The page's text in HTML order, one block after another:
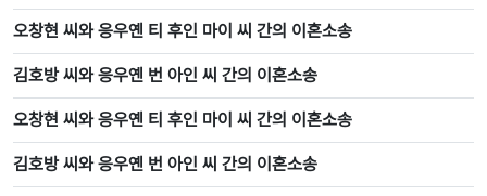
오창현 씨와 응우옌 티 후인 마이 씨 간의 이혼소송
김호방 씨와 응우옌 번 아인 씨 간의 이혼소송
오창현 씨와 응우옌 티 후인 마이 씨 간의 이혼소송
김호방 씨와 응우옌 번 아인 씨 간의 이혼소송